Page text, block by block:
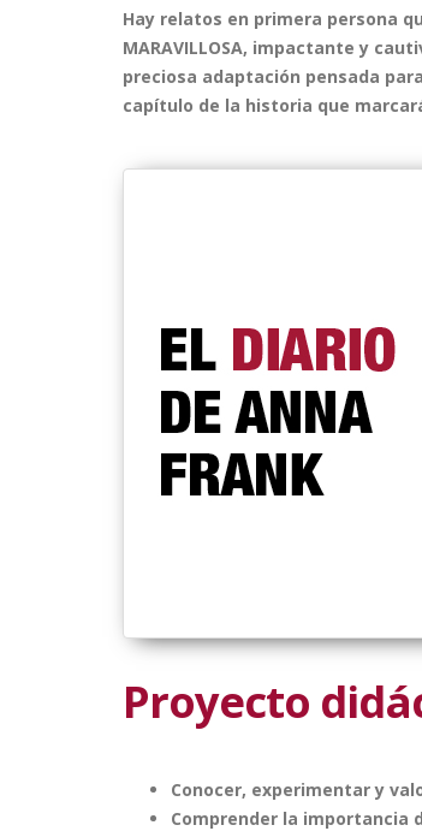
Hay relatos en primera persona
MARAVILLOSA, impactante y
preciosa adaptación pensada
capítulo de la historia que
Proyecto
Conocer, experimentar y
Comprender la importancia